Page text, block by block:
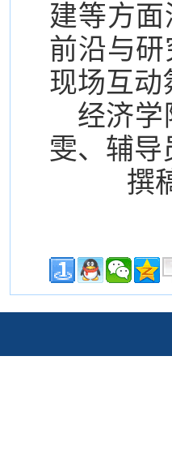
建等方
前沿与
现场互动
经济
雯、辅导
撰